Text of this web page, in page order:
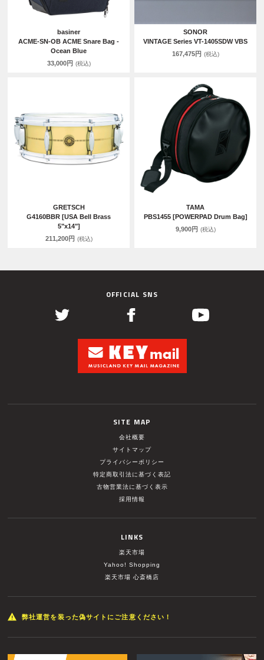
basiner
ACME-SN-OB ACME Snare Bag -
Ocean Blue
33,000円 (税込)
SONOR
VINTAGE Series VT-1405SDW VBS
167,475円 (税込)
GRETSCH
G4160BBR [USA Bell Brass
5"x14"]
211,200円 (税込)
TAMA
PBS1455 [POWERPAD Drum Bag]
9,900円 (税込)
OFFICIAL SNS
SITE MAP
会社概要
サイトマップ
プライバシーポリシー
特定商取引法に基づく表記
古物営業法に基づく表示
採用情報
LINKS
楽天市場
Yahoo! Shopping
楽天市場 心斎橋店
弊社運営を装った偽サイトにご注意ください！